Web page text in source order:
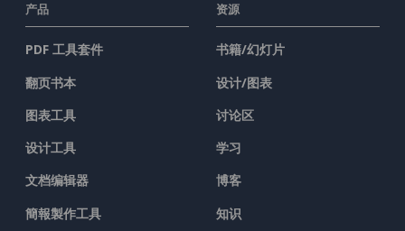
产品
PDF 工具套件
翻页书本
图表工具
设计工具
文档编辑器
簡報製作工具
资源
书籍/幻灯片
设计/图表
讨论区
学习
博客
知识